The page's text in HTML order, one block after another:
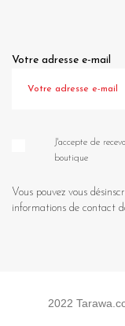
Votre adresse e-mail
J'accepte de
boutique
Vous pouvez vous
informations de contact
2022